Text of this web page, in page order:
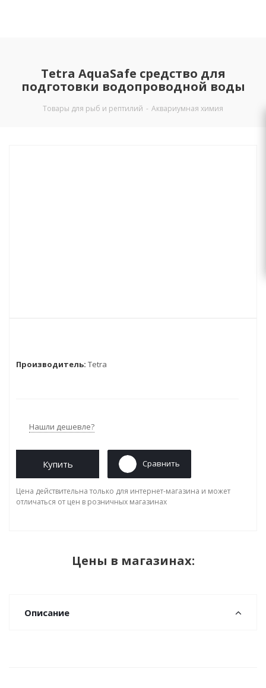
Tetra AquaSafe средство для
подготовки водопроводной воды
Товары для рыб и рептилий - Аквариумная химия
Производитель: Tetra
Нашли дешевле?
Купить Сравнить
Цена действительна только для интернет-магазина и может
отличаться от цен в розничных магазинах
Цены в магазинах:
Описание